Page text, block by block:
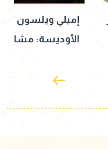
أحمد شيبة يحيي
الشمالي اليوم